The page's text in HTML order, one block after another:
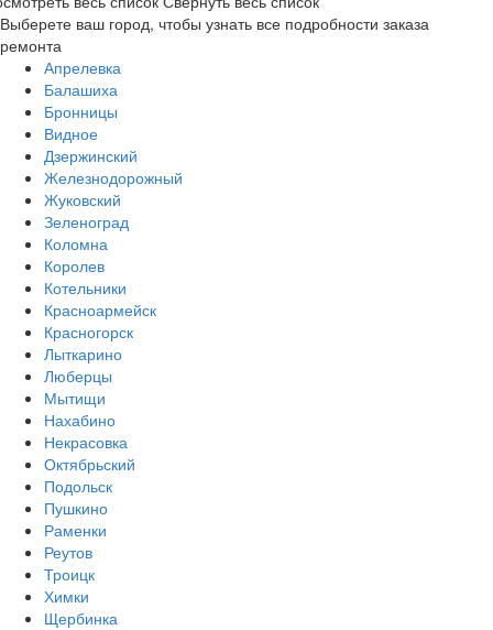
Выберете ваш город, чтобы узнать все подробности заказа
ремонта
Апрелевка
Балашиха
Бронницы
Видное
Дзержинский
Железнодорожный
Жуковский
Зеленоград
Коломна
Королев
Котельники
Красноармейск
Красногорск
Лыткарино
Люберцы
Мытищи
Нахабино
Некрасовка
Октябрьский
Подольск
Пушкино
Раменки
Реутов
Троицк
Химки
Щербинка